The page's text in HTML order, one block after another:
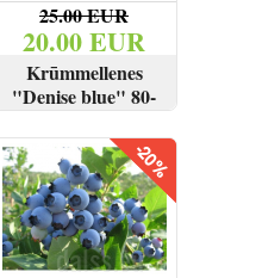
25.00 EUR
20.00 EUR
Krūmmellenes
"Denise blue" 80-
100 cm
SKATĪT PIRKT